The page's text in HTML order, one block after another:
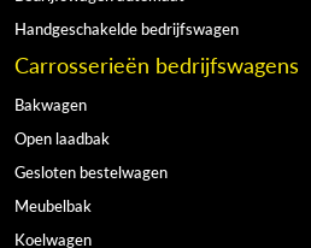
Handgeschakelde bedrijfswagen
Carrosserieën bedrijfswagens
Bakwagen
Open laadbak
Gesloten bestelwagen
Meubelbak
Koelwagen